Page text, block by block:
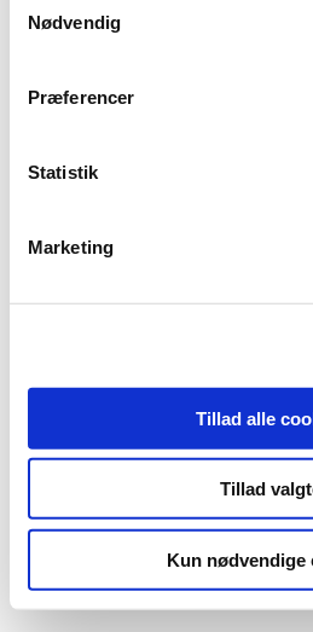
Nødvendig
Præferencer
Statistik
Marketing
Tillad alle
Tillad
Kun nødvendige